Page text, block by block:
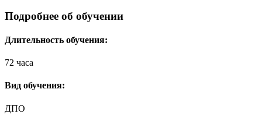
Подробнее об обучении
Длительность обучения:
72 часа
Вид обучения:
ДПО